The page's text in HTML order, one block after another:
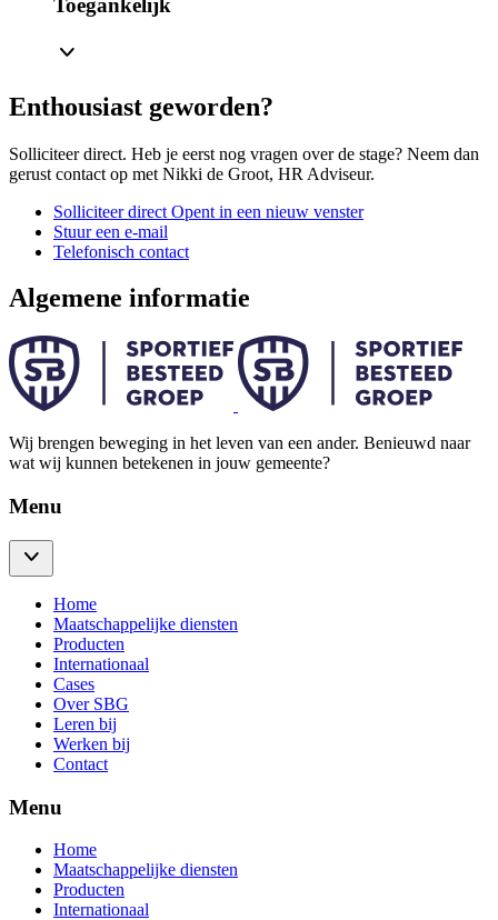
Toegankelijk
Enthousiast geworden?
Solliciteer direct. Heb je eerst nog vragen over de stage? Neem dan
gerust contact op met Nikki de Groot, HR Adviseur.
Solliciteer direct Opent in een nieuw venster
Stuur een e-mail
Telefonisch contact
Algemene informatie
Wij brengen beweging in het leven van een ander. Benieuwd naar
wat wij kunnen betekenen in jouw gemeente?
Menu
Home
Maatschappelijke diensten
Producten
Internationaal
Cases
Over SBG
Leren bij
Werken bij
Contact
Menu
Home
Maatschappelijke diensten
Producten
Internationaal